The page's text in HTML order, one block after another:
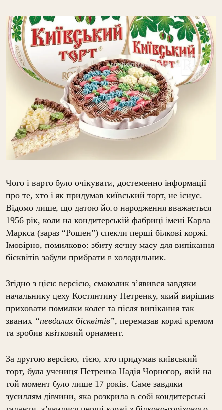
Чого і варто було очікувати, достеменно інформації
про те, хто і як придумав київський торт, не існує.
Відомо лише, що датою його народження вважається
1956 рік, коли на кондитерській фабриці імені Карла
Маркса (зараз “Рошен”) спекли перші білкові коржі.
Імовірно, помилково: збиту яєчну масу для випікання
бісквітів забули прибрати в холодильник.
Згідно з цією версією, смаколик з’явився завдяки
начальнику цеху Костянтину Петренку, який вирішив
приховати помилки колег та після випікання так
званих “невдалих бісквітів”, перемазав коржі кремом
та зробив квітковий орнамент.
За другою версією, тією, хто придумав київський
торт, була учениця Петренка Надія Чорногор, якій на
той момент було лише 17 років. Саме завдяки
зусиллям дівчини, яка розкрила в собі кондитерські